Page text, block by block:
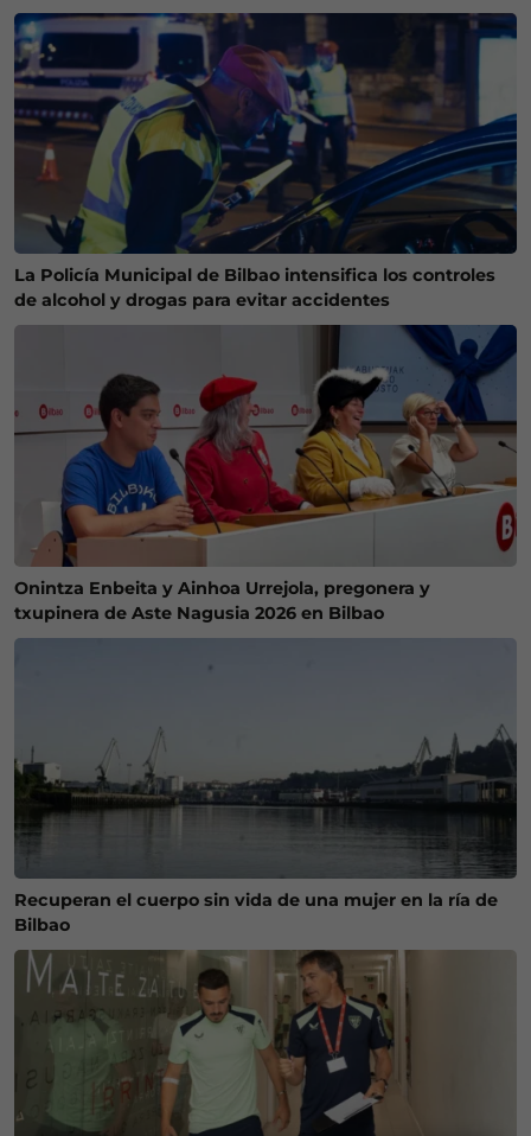
La Policía Municipal de Bilbao intensifica los controles
de alcohol y drogas para evitar accidentes
Onintza Enbeita y Ainhoa Urrejola, pregonera y
txupinera de Aste Nagusia 2026 en Bilbao
Recuperan el cuerpo sin vida de una mujer en la ría de
Bilbao